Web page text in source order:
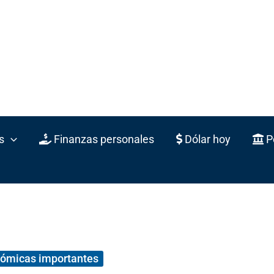
Finanzas personales Dólar hoy
importantes